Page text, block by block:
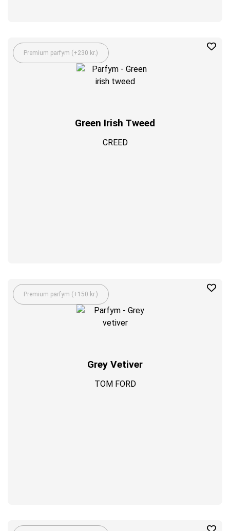
Premium parfym (+230 kr.)
Green Irish Tweed
CREED
Premium parfym (+150 kr.)
Grey Vetiver
TOM FORD